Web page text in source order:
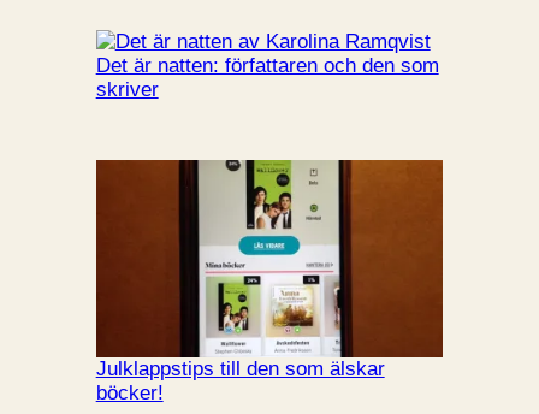
Det är natten: författaren och den som
skriver
Julklappstips till den som älskar
böcker!